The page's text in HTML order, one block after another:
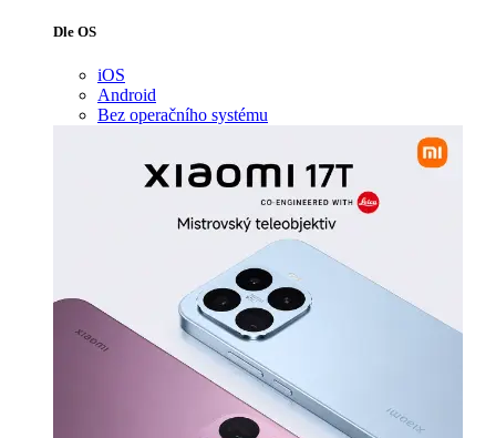
Dle OS
iOS
Android
Bez operačního systému